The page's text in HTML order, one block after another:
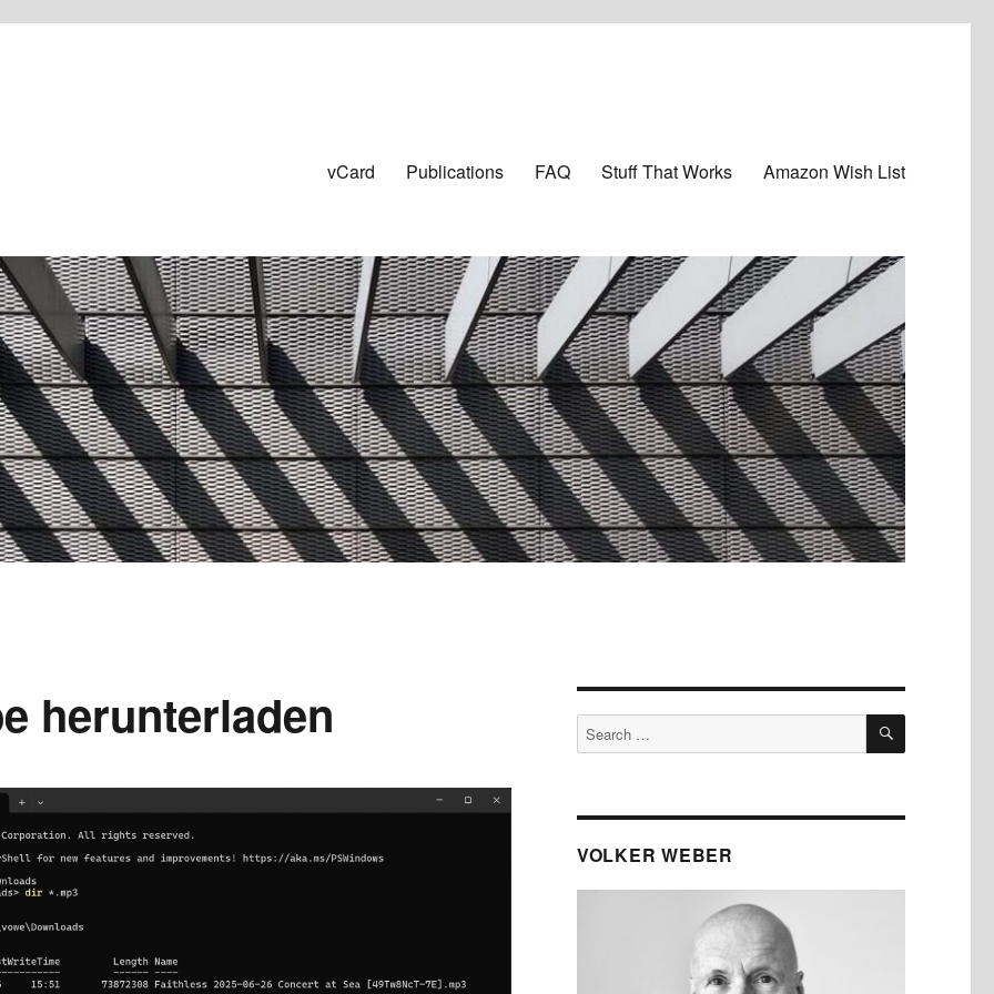
vCard Publications FAQ Stuff That Works Amazon Wish List
herunterladen
Search
for:
SEARCH
VOLKER WEBER